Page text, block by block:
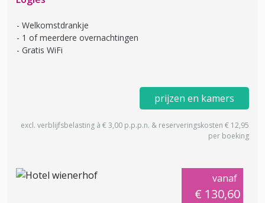
Welkomstdrankje
1 of meerdere overnachtingen
Gratis WiFi
prijzen en kamers
excl. verblijfsbelasting à € 3,00 p.p.p.n. & reserveringskosten € 12,95
per boeking
vanaf
€ 130,60